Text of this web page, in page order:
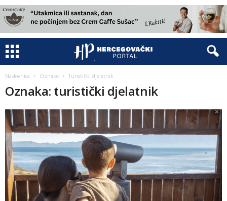
Naslovnica Oznake Turistički djelatnik
Oznaka: turistički djelatnik